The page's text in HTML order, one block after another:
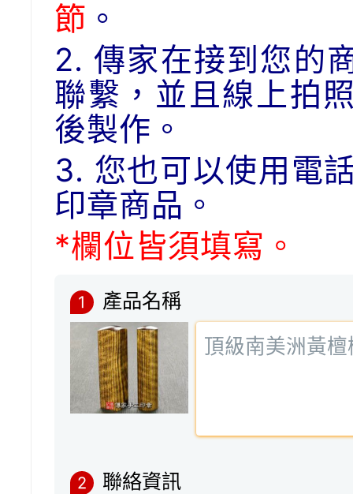
節 。
2. 傳家在接到您的
聯繫，並且線上拍
後製作。
3. 您也可以使用電
印章商品。
*欄位皆須填寫。
1 產品名稱
2 聯絡資訊